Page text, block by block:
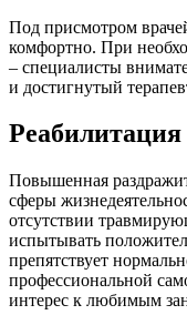
Под присмотром
комфортно. При
– специалисты
и достигнутый
Реабилитация
Повышенная
сферы
отсутствии
испытывать
препятствует
профессиональной
интерес к любимым